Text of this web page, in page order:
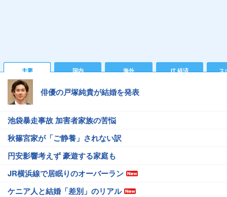
主要 国内 海外 IT 経済 ス
俳優の戸塚純貴が結婚を発表
池袋暴走事故 加害者家族の苦悩
秋篠宮家が「ご静養」されない訳
円安影響考えず 豪遊する家庭も
JR横浜線で居眠りのオーバーラン
ケニア人と結婚「差別」のリアル